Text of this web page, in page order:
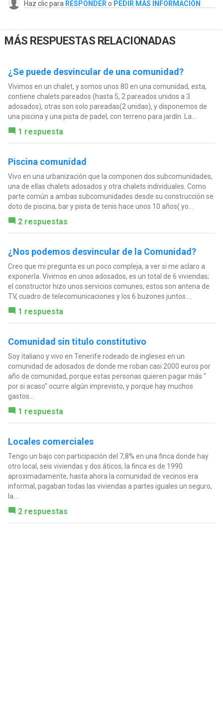
Haz clic para RESPONDER o PEDIR MÁS INFORMACIÓN
MÁS RESPUESTAS RELACIONADAS
¿Se puede desvincular de una comunidad?
Vivimos en un chalet, y somos unos 80 en una comunidad, esta,
contiene chalets pareados (hasta 5, 2 pareados unidos a 3
adosados), otras son solo pareadas(2 unidas), y disponemos de
una piscina y una pista de padel, con terreno para jardín. La...
1 respuesta
Piscina comunidad
Vivo en una urbanización que la componen dos subcomunidades,
una de ellas chalets adosados y otra chalets individuales. Como
parte común a ambas subcomunidades desde su construcción se
doto de piscina, bar y pista de tenis hace unos 10 años( yo...
2 respuestas
¿Nos podemos desvincular de la Comunidad?
Creo que mi pregunta es un poco compleja, a ver si me aclaro a
exponerla. Vivimos en unos adosados, es un total de 6 viviendas;
el constructor hizo unos servicios comunes, estos son antena de
TV, cuadro de telecomunicaciones y los 6 buzones juntos....
1 respuesta
Comunidad sin titulo constitutivo
Soy italiano y vivo en Tenerife rodeado de ingleses en un
comunidad de adosados de donde me roban casi 2000 euros por
año de comunidad, porque estas personas quieren pagar más "
por si acaso" ocurre algún imprevisto, y porque hay muchos
gastos...
1 respuesta
Locales comerciales
Tengo un bajo con participación del 7,8% en una finca donde hay
otro local, seis viviendas y dos áticos, la finca es de 1990
aproximadamente, hasta ahora la comunidad de vecinos era
informal, pagaban todas las viviendas a partes iguales un seguro,
la...
2 respuestas